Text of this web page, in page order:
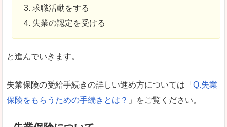
求職活動をする
失業の認定を受ける
と進んでいきます。
失業保険の受給手続きの詳しい進め方については「 Q.失業
保険をもらうための手続きとは？ 」をご覧ください。